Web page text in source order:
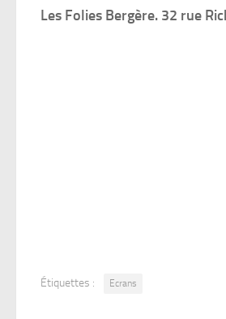
Les Folies Bergère. 32 rue
Étiquettes : Ecrans